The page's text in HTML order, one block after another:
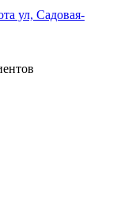
ул, Садовая-